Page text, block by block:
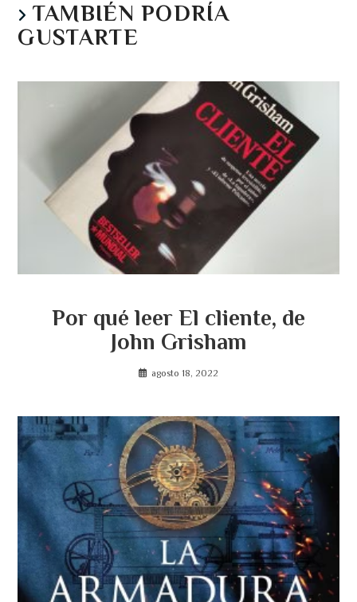
TAMBIÉN PODRÍA
GUSTARTE
Por qué leer El cliente, de
John Grisham
agosto 18, 2022